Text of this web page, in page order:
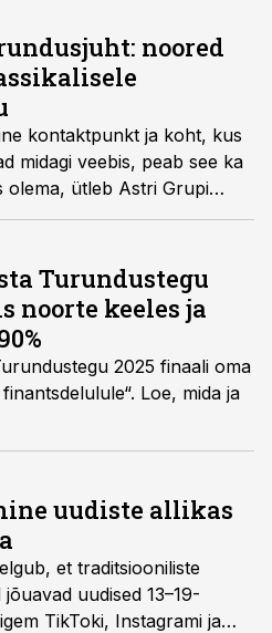
noored
kontaktpunkt ja koht, kus
midagi veebis, peab see ka
olema, ütleb Astri Grupi
Turundustegu
noorte keeles ja
2025 finaali oma
Loe, mida ja
uudiste allikas
et traditsiooniliste
uudised 13–19-
TikToki, Instagrami ja